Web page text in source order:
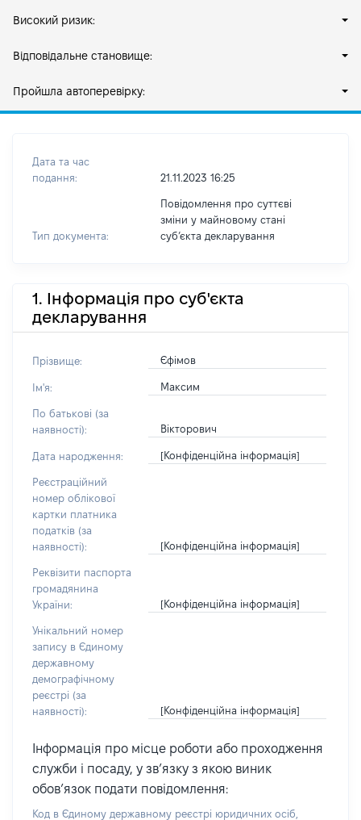
Високий ризик:
Відповідальне становище:
Пройшла автоперевірку:
Дата та час
подання:
21.11.2023 16:25
Тип документа:
Повідомлення про суттєві
зміни у майновому стані
субʼєкта декларування
1. Інформація про суб'єкта
декларування
Прізвище: Єфімов
Ім'я: Максим
По батькові (за
наявності):
Вікторович
Дата народження: [Конфіденційна інформація]
Реєстраційний
номер облікової
картки платника
податків (за
наявності):
[Конфіденційна інформація]
Реквізити паспорта
громадянина
України:
[Конфіденційна інформація]
Унікальний номер
запису в Єдиному
державному
демографічному
реєстрі (за
наявності):
[Конфіденційна інформація]
Інформація про місце роботи або проходження
служби і посаду, у зв’язку з якою виник
обов’язок подати повідомлення:
Код в Єдиному державному реєстрі юридичних осіб,